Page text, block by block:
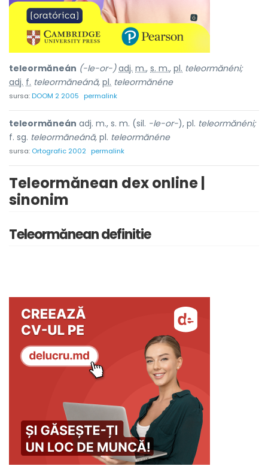
teleormăneán (-le-or-) adj. m., s. m., pl. teleormănéni;
adj. f. teleormăneánă, pl. teleormănéne
sursa:DOOM 2 2005 permalink
teleormăneán adj. m., s. m. (sil. -le-or-), pl. teleormănéni;
f. sg. teleormăneánă, pl. teleormănéne
sursa: Ortografic 2002 permalink
Teleormănean dex online |
sinonim
Teleormănean definitie